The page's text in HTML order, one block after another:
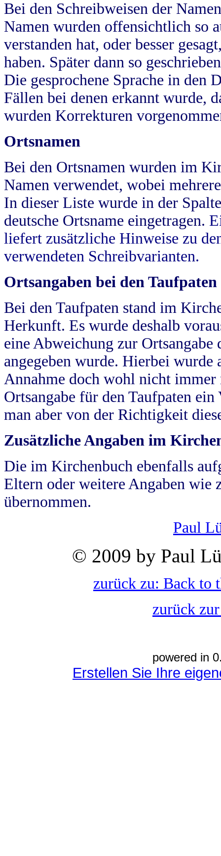
Bei den Schreibweisen der
Namen wurden offensichtlich so
verstanden hat, oder besser
haben. Später dann so
Die gesprochene Sprache in
Fällen bei denen erkannt wurde,
wurden Korrekturen
Ortsnamen
Bei den Ortsnamen wurden im
Namen verwendet, wobei
In dieser Liste wurde in der
deutsche Ortsname eingetragen.
liefert zusätzliche Hinweise zu
verwendeten Schreibvarianten.
Ortsangaben bei den Taufpaten
Bei den Taufpaten stand im
Herkunft. Es wurde deshalb
eine Abweichung zur
angegeben wurde. Hierbei wurde
Annahme doch wohl nicht
Ortsangabe für den Taufpaten
man aber von der Richtigkeit
Zusätzliche Angaben im
Die im Kirchenbuch ebenfalls
Eltern oder weitere Angaben wie
übernommen.
Paul
© 2009 by Paul
zurück zu: Back to
zurück
powered in
Erstellen Sie Ihre